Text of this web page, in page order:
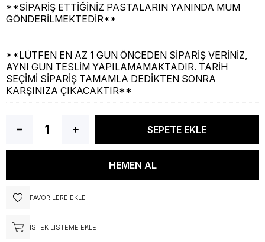
**SİPARİŞ ETTİĞİNİZ PASTALARIN YANINDA MUM
GÖNDERİLMEKTEDİR**
**LÜTFEN EN AZ 1 GÜN ÖNCEDEN SİPARİŞ VERİNİZ,
AYNI GÜN TESLİM YAPILAMAMAKTADIR. TARİH
SEÇİMİ SİPARİŞ TAMAMLA DEDİKTEN SONRA
KARŞINIZA ÇIKACAKTIR**
FAVORILERE EKLE
İSTEK LISTEME EKLE